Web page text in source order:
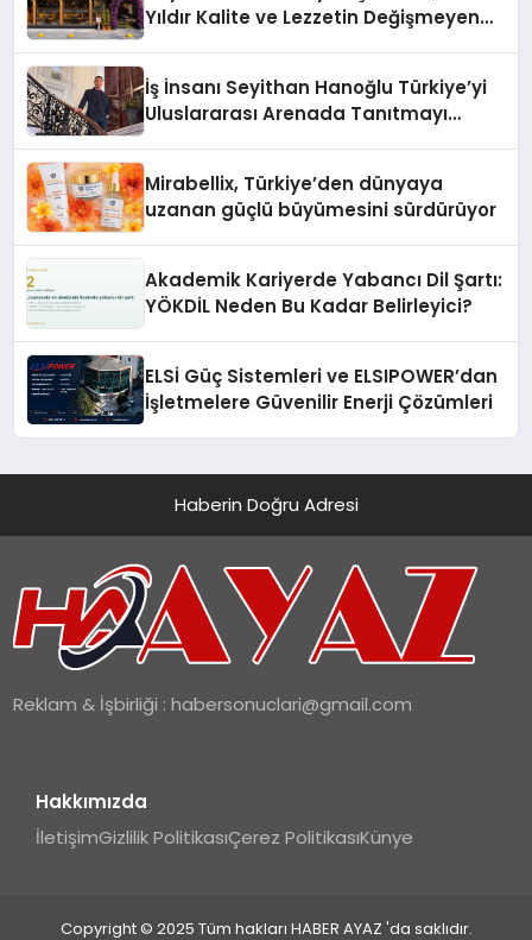
Yıldır Kalite ve Lezzetin Değişmeyen
İş İnsanı Seyithan Hanoğlu Türkiye’yi
Uluslararası Arenada Tanıtmayı
Mirabellix, Türkiye’den dünyaya
uzanan güçlü büyümesini sürdürüyor
Akademik Kariyerde Yabancı Dil Şartı:
YÖKDİL Neden Bu Kadar Belirleyici?
ELSİ Güç Sistemleri ve ELSIPOWER’dan
İşletmelere Güvenilir Enerji Çözümleri
Haberin Doğru Adresi
Reklam & İşbirliği :habersonuclari@gmail.com
Hakkımızda
İletişimGizlilik PolitikasıÇerez PolitikasıKünye
Copyright © 2025 Tüm hakları HABER AYAZ 'da saklıdır.